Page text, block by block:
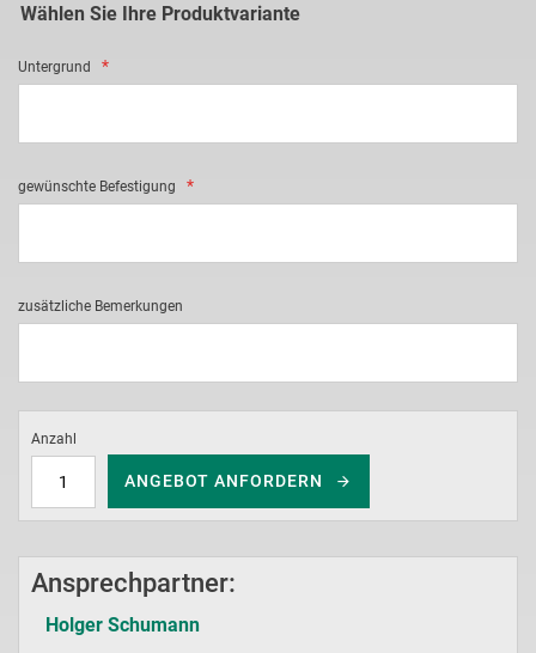
Wählen Sie Ihre Produktvariante
Untergrund
gewünschte Befestigung
zusätzliche Bemerkungen
Anzahl
ANGEBOT ANFORDERN
Ansprechpartner:
Holger Schumann